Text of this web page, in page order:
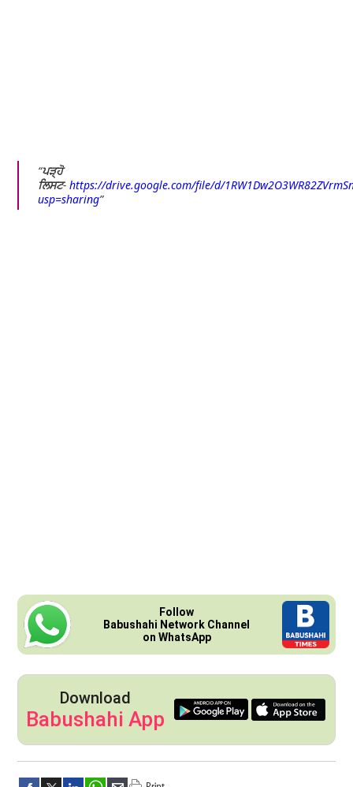
ਪੜ੍ਹੋ
ਲਿਸਟ-https://drive.google.com/file/d/
usp=sharing
Follow
Babushahi Network Channel
on WhatsApp
Download
Babushahi App